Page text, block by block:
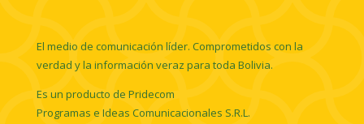
El medio de comunicación líder. Comprometidos con la
verdad y la información veraz para toda Bolivia.
Es un producto de Pridecom
Programas e Ideas Comunicacionales S.R.L.